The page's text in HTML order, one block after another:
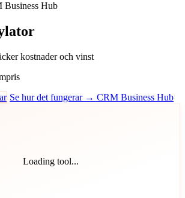
Business Hub
kostnader och vinst
Se hur det fungerar → CRM Business Hub
Loading tool...